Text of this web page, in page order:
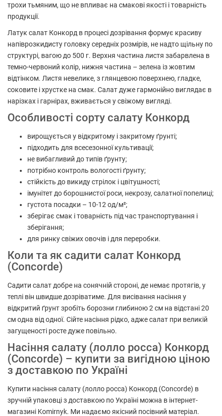
трохи тьмяним, що не впливає на смакові якості і товарність
продукції.
Латук салат Конкорд в процесі дозрівання формує красиву
напіврозкидисту головку середніх розмірів, не надто щільну по
структурі, вагою до 500 г. Верхня частина листя забарвлена в
темно-червоний колір, нижня частина – зелена із жовтим
відтінком. Листя невелике, з глянцевою поверхнею, гладке,
соковите і хрустке на смак. Салат дуже гармонійно виглядає в
нарізках і гарнірах, вживається у свіжому вигляді.
Особливості сорту салату Конкорд
вирощується у відкритому і закритому ґрунті;
підходить для всесезонної культивації;
не вибагливий до типів ґрунту;
потрібно контроль вологості ґрунту;
стійкість до викиду стрілок і цвітушності;
імунітет до борошнистої роси, некрозу, салатної попелиці;
густота посадки – 10-12 од/м²;
зберігає смак і товарність під час транспортування і
зберігання;
для ринку свіжих овочів і для переробки.
Коли та як садити салат Конкорд
(Concorde)
Садити салат добре на сонячній стороні, де немає протягів, у
теплі він швидше дозріватиме. Для висівання насіння у
відкритий ґрунт зробіть борозни глибиною 2 см на відстані 20
см одна від одної. Сійте насіння рідко, адже салат при великій
загущеності росте дуже повільно.
Насіння салату (лолло росса) Конкорд
(Concorde) – купити за вигідною ціною
з доставкою по Україні
Купити насіння салату (лолло росса) Конкорд (Concorde) в
зручній упаковці з доставкою по Україні можна в інтернет-
магазині Komirnyk. Ми надаємо якісний посівний матеріал.